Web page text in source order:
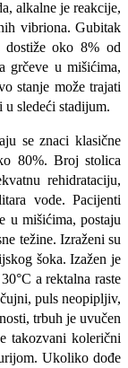
alkalne je reakcije,
vibriona. Gubitak
oko 8% od
grčeve u mišićima,
stanje može trajati
sledeći stadijum.
se znaci klasične
80%. Broj stolica
rehidrataciju,
vode. Pacijenti
u mišićima, postaju
težine. Izraženi su
šoka. Izažen je
a rektalna raste
puls neopipljiv,
trbuh je uvučen
takozvani kolerični
Ukoli­ko dođe